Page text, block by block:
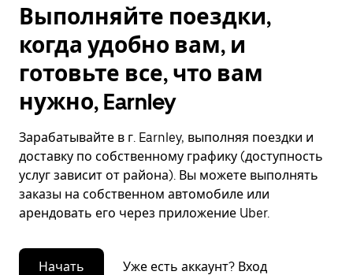
Выполняйте поездки,
когда удобно вам, и
готовьте все, что вам
нужно, Earnley
Зарабатывайте в г. Earnley, выполняя поездки и
доставку по собственному графику (доступность
услуг зависит от района). Вы можете выполнять
заказы на собственном автомобиле или
арендовать его через приложение Uber.
Начать Уже есть аккаунт? Вход